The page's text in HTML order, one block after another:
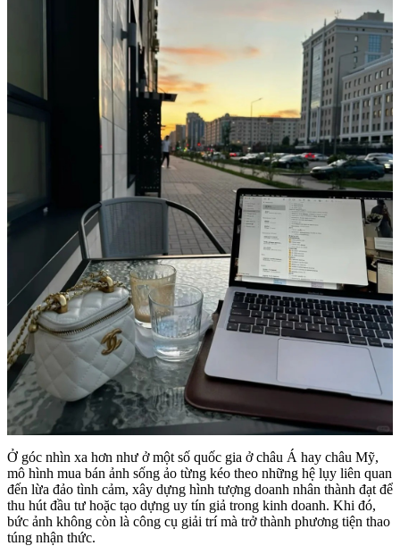
Ở góc nhìn xa hơn như ở một số quốc gia ở châu Á hay châu Mỹ,
mô hình mua bán ảnh sống ảo từng kéo theo những hệ lụy liên quan
đến lừa đảo tình cảm, xây dựng hình tượng doanh nhân thành đạt để
thu hút đầu tư hoặc tạo dựng uy tín giả trong kinh doanh. Khi đó,
bức ảnh không còn là công cụ giải trí mà trở thành phương tiện thao
túng nhận thức.